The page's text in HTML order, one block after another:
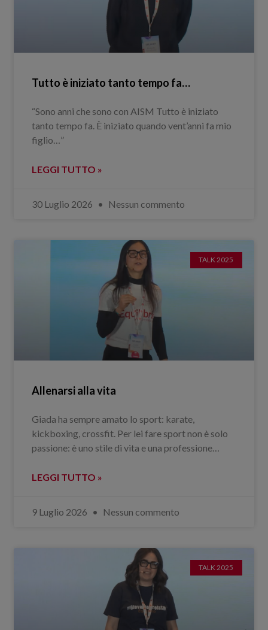
Tutto è iniziato tanto tempo fa…
“Sono anni che sono con AISM Tutto è iniziato
tanto tempo fa. È iniziato quando vent’anni fa mio
figlio…”
LEGGI TUTTO »
30 Luglio 2026 Nessun commento
TALK 2025
Allenarsi alla vita
Giada ha sempre amato lo sport: karate,
kickboxing, crossfit. Per lei fare sport non è solo
passione: è uno stile di vita e una professione…
LEGGI TUTTO »
9 Luglio 2026 Nessun commento
TALK 2025